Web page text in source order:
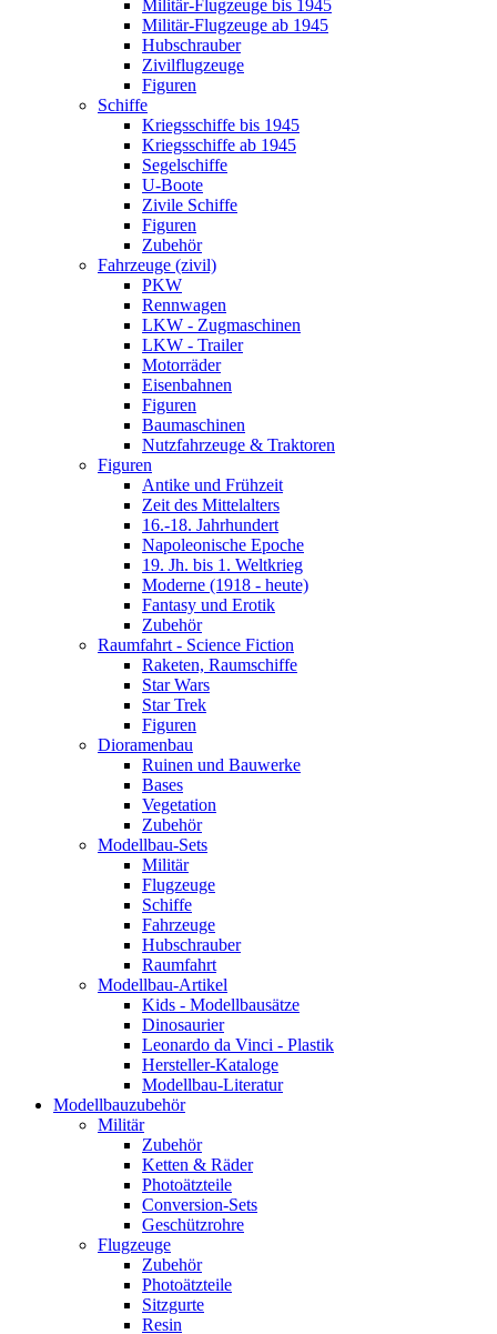
Militär-Flugzeuge bis 1945
Militär-Flugzeuge ab 1945
Hubschrauber
Zivilflugzeuge
Figuren
Schiffe
Kriegsschiffe bis 1945
Kriegsschiffe ab 1945
Segelschiffe
U-Boote
Zivile Schiffe
Figuren
Zubehör
Fahrzeuge (zivil)
PKW
Rennwagen
LKW - Zugmaschinen
LKW - Trailer
Motorräder
Eisenbahnen
Figuren
Baumaschinen
Nutzfahrzeuge & Traktoren
Figuren
Antike und Frühzeit
Zeit des Mittelalters
16.-18. Jahrhundert
Napoleonische Epoche
19. Jh. bis 1. Weltkrieg
Moderne (1918 - heute)
Fantasy und Erotik
Zubehör
Raumfahrt - Science Fiction
Raketen, Raumschiffe
Star Wars
Star Trek
Figuren
Dioramenbau
Ruinen und Bauwerke
Bases
Vegetation
Zubehör
Modellbau-Sets
Militär
Flugzeuge
Schiffe
Fahrzeuge
Hubschrauber
Raumfahrt
Modellbau-Artikel
Kids - Modellbausätze
Dinosaurier
Leonardo da Vinci - Plastik
Hersteller-Kataloge
Modellbau-Literatur
Modellbauzubehör
Militär
Zubehör
Ketten & Räder
Photoätzteile
Conversion-Sets
Geschützrohre
Flugzeuge
Zubehör
Photoätzteile
Sitzgurte
Resin